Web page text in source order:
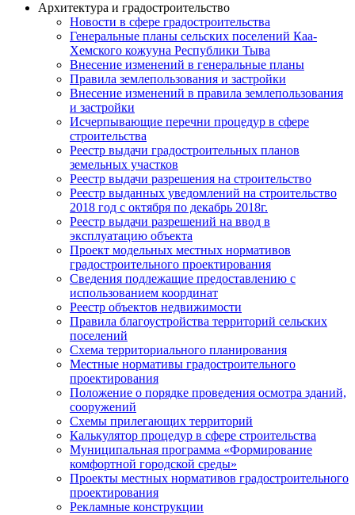
Архитектура и градостроительство
Новости в сфере градостроительства
Генеральные планы сельских поселений Каа-
Хемского кожууна Республики Тыва
Внесение изменений в генеральные планы
Правила землепользования и застройки
Внесение изменений в правила землепользования
и застройки
Исчерпывающие перечни процедур в сфере
строительства
Реестр выдачи градостроительных планов
земельных участков
Реестр выдачи разрешения на строительство
Реестр выданных уведомлений на строительство
2018 год с октября по декабрь 2018г.
Реестр выдачи разрешений на ввод в
эксплуатацию объекта
Проект модельных местных нормативов
градостроительного проектирования
Сведения подлежащие предоставлению с
использованием координат
Реестр объектов недвижимости
Правила благоустройства территорий сельских
поселений
Схема территориального планирования
Местные нормативы градостроительного
проектирования
Положение о порядке проведения осмотра зданий,
сооружений
Схемы прилегающих территорий
Калькулятор процедур в сфере строительства
Муниципальная программа «Формирование
комфортной городской среды»
Проекты местных нормативов градостроительного
проектирования
Рекламные конструкции